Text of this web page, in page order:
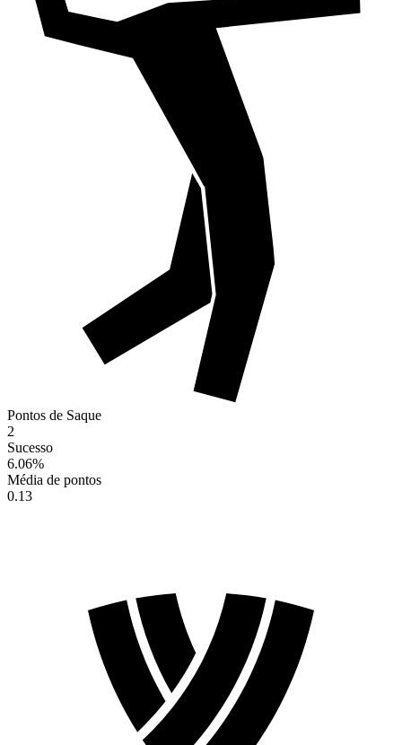
Pontos de Saque
2
Sucesso
6.06%
Média de pontos
0.13